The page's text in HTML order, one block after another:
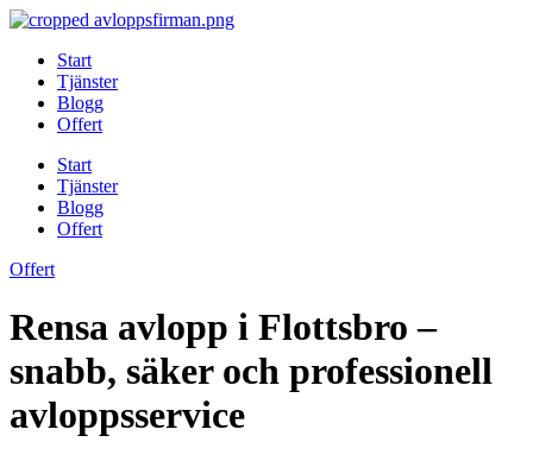
Skip
contentStart
Tjänster
Blogg
Offert
Start
Tjänster
Blogg
Offert
Offert
Rensa avlopp i Flottsbro –
snabb, säker och professionell
avloppsservice